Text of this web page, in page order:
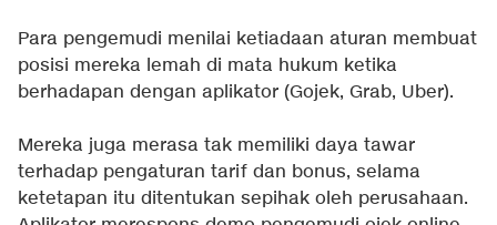
Para pengemudi menilai ketiadaan aturan membuat
posisi mereka lemah di mata hukum ketika
berhadapan dengan aplikator (Gojek, Grab, Uber).
Mereka juga merasa tak memiliki daya tawar
terhadap pengaturan tarif dan bonus, selama
ketetapan itu ditentukan sepihak oleh perusahaan.